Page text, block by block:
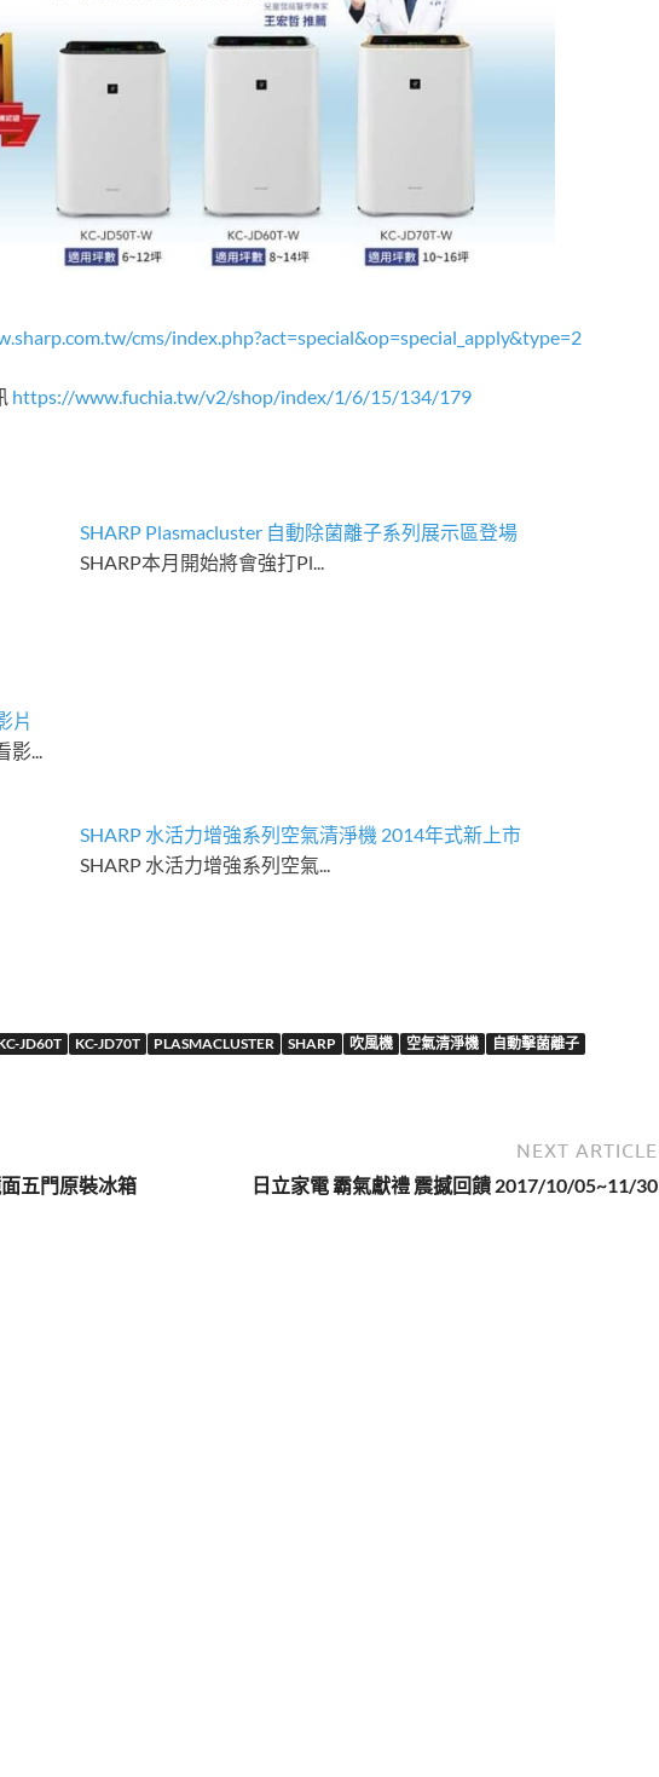
cms/index.php?act=special&op=special_apply&type=2
https://www.fuchia.tw/v2/shop/index/1/6/15/134/179
SHARP Plasmacluster 自動除菌離子系列展示區登場
SHARP本月開始將會強打Pl...
片
影...
SHARP 水活力增強系列空氣清淨機 2014年式新上市
SHARP 水活力增強系列空氣...
JD60T KC-JD70T PLASMACLUSTER SHARP 吹風機 空氣清淨機
自動擊菌離子
五門原裝冰箱
NEXT ARTICLE
日立家電 霸氣獻禮 震撼回饋 2017/10/05~11/30